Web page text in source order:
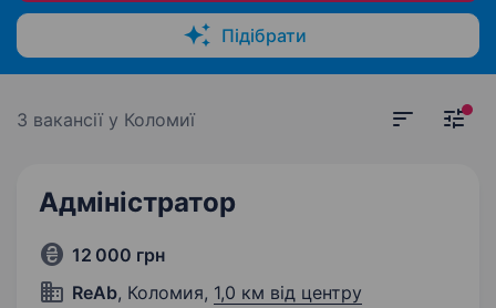
Підібрати
3 вакансії у Коломиї
Адміністратор
12 000 грн
ReAb, Коломия, 1,0 км від центру